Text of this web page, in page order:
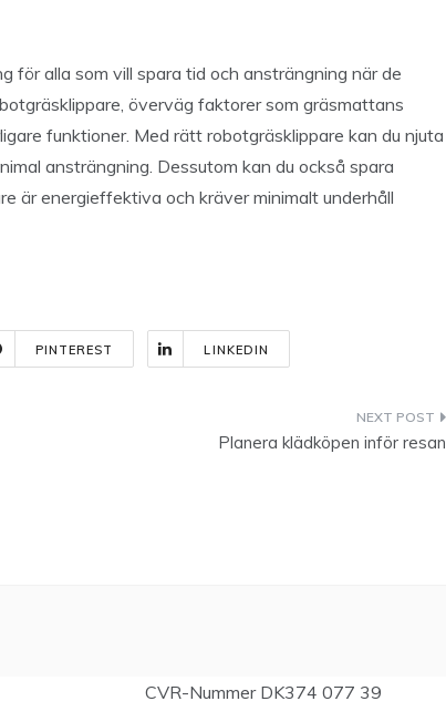
för alla som vill spara tid och ansträngning när de
överväg faktorer som gräsmattans
funktioner. Med rätt robotgräsklippare kan du njuta
ansträngning. Dessutom kan du också spara
är energieffektiva och kräver minimalt underhåll
PINTEREST LINKEDIN
Planera klädköpen inför resan
CVR-Nummer DK374 077 39